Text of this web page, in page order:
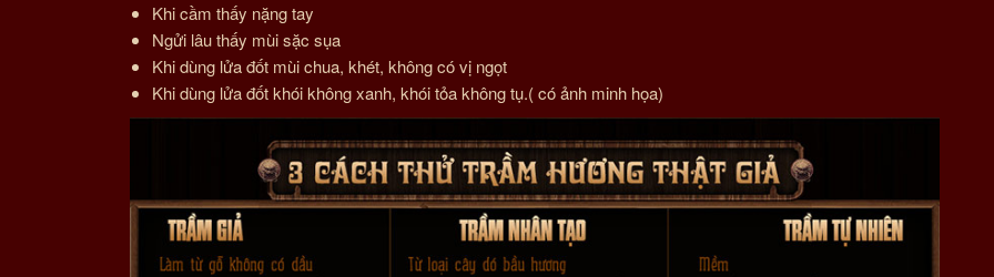
Khi cầm thấy nặng tay
Ngửi lâu thấy mùi sặc sụa
Khi dùng lửa đốt mùi chua, khét, không có vị ngọt
Khi dùng lửa đốt khói không xanh, khói tỏa không tụ.( có ảnh minh họa)